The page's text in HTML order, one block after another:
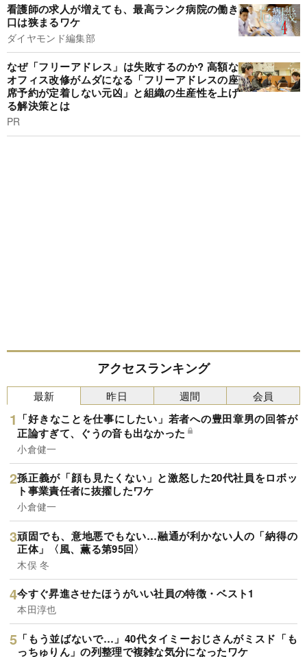
看護師の求人が増えても、最高ランク病院の働き
口は狭まるワケ
ダイヤモンド編集部
なぜ「フリーアドレス」は失敗するのか? 高額な
オフィス改修がムダになる「フリーアドレスの座
席予約が定着しない元凶」と組織の生産性を上げ
る解決策とは
PR
アクセスランキング
最新
「好きなことを仕事にしたい」若者への豊田章男の回答が
正論すぎて、ぐうの音も出なかった
小倉健一
孫正義が「顔も見たくない」と激怒した20代社員をロボッ
ト事業責任者に抜擢したワケ
小倉健一
頑固でも、意地悪でもない…融通が利かない人の「納得の
正体」〈風、薫る第95回〉
木俣 冬
今すぐ昇進させたほうがいい社員の特徴・ベスト1
本田淳也
「もう並ばないで…」40代タイミーおじさんがミスド「も
っちゅりん」の列整理で複雑な気分になったワケ
昨日 週間 会員